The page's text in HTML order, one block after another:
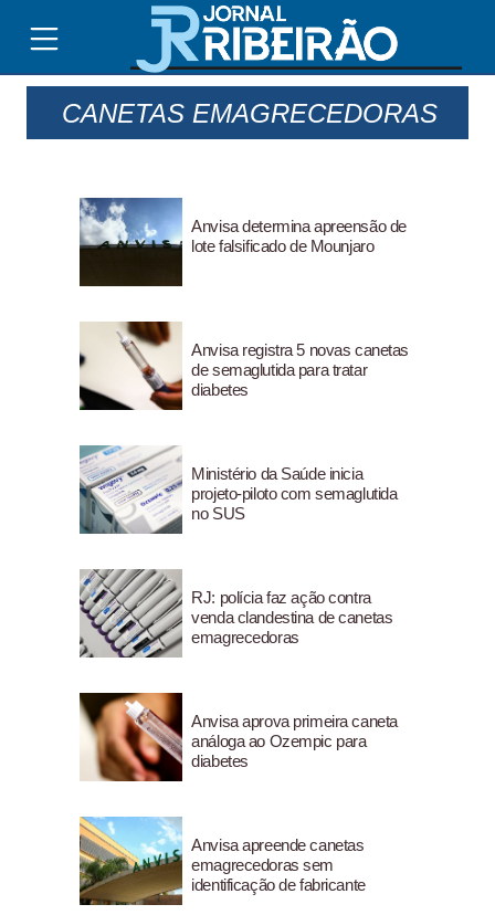
CANETAS EMAGRECEDORAS
Anvisa determina apreensão de
lote falsificado de Mounjaro
Anvisa registra 5 novas canetas
de semaglutida para tratar
diabetes
Ministério da Saúde inicia
projeto-piloto com semaglutida
no SUS
RJ: polícia faz ação contra
venda clandestina de canetas
emagrecedoras
Anvisa aprova primeira caneta
análoga ao Ozempic para
diabetes
Anvisa apreende canetas
emagrecedoras sem
identificação de fabricante